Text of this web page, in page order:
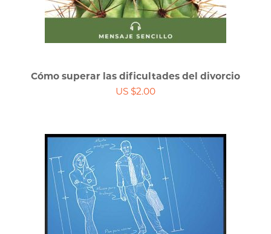
Cómo superar las dificultades del divorcio
US $2.00